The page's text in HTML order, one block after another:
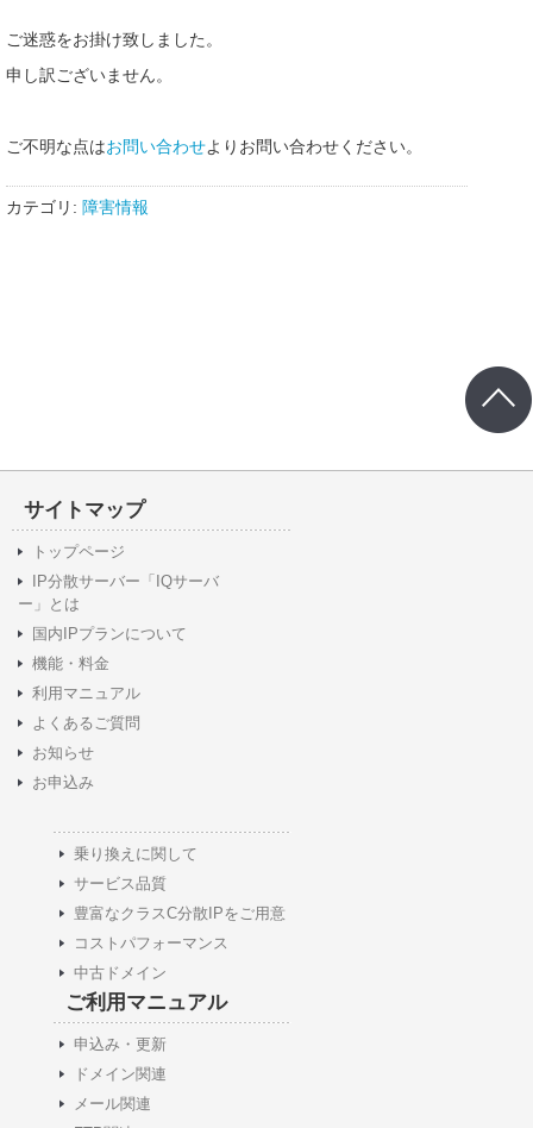
ご迷惑をお掛け致しました。
申し訳ございません。
ご不明な点はお問い合わせよりお問い合わせください。
カテゴリ: 障害情報
サイトマップ
トップページ
IP分散サーバー「IQサーバ
ー」とは
国内IPプランについて
機能・料金
利用マニュアル
よくあるご質問
お知らせ
お申込み
乗り換えに関して
サービス品質
豊富なクラスC分散IPをご用意
コストパフォーマンス
中古ドメイン
ご利用マニュアル
申込み・更新
ドメイン関連
メール関連